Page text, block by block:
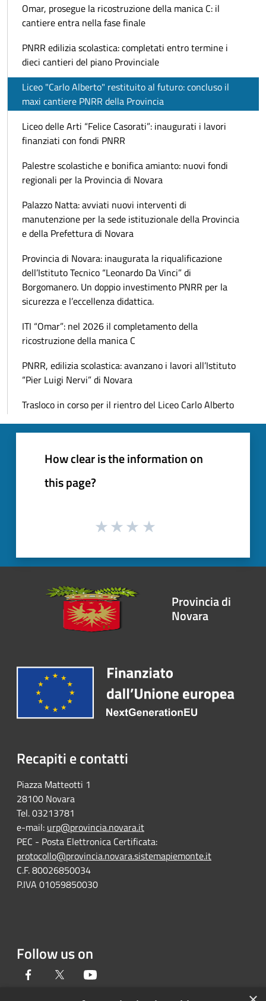
Omar, prosegue la ricostruzione della manica C: il
cantiere entra nella fase finale
PNRR edilizia scolastica: completati entro termine i
dieci cantieri del piano Provinciale
Liceo "Carlo Alberto" restituito al futuro: concluso il
maxi cantiere PNRR della Provincia
Liceo delle Arti “Felice Casorati”: inaugurati i lavori
finanziati con fondi PNRR
Palestre scolastiche e bonifica amianto: nuovi fondi
regionali per la Provincia di Novara
Palazzo Natta: avviati nuovi interventi di
manutenzione per la sede istituzionale della Provincia
e della Prefettura di Novara
Provincia di Novara: inaugurata la riqualificazione
dell’Istituto Tecnico “Leonardo Da Vinci” di
Borgomanero. Un doppio investimento PNRR per la
sicurezza e l’eccellenza didattica.
ITI “Omar”: nel 2026 il completamento della
ricostruzione della manica C
PNRR, edilizia scolastica: avanzano i lavori all’Istituto
“Pier Luigi Nervi” di Novara
Trasloco in corso per il rientro del Liceo Carlo Alberto
How clear is the information on
this page?
Provincia di
Novara
Recapiti e contatti
Piazza Matteotti 1
28100 Novara
Tel. 03213781
e-mail: urp@provincia.novara.it
PEC - Posta Elettronica Certificata:
protocollo@provincia.novara.sistemapiemonte.it
C.F. 80026850034
P.IVA 01059850030
Follow us on
Facebook Twitter